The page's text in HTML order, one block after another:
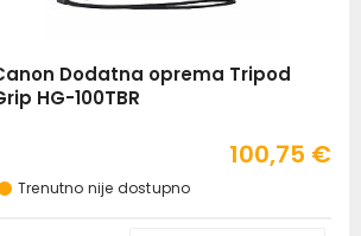
Dodatna oprema Tripod
HG-100TBR
100,75 €
Trenutno nije dostupno